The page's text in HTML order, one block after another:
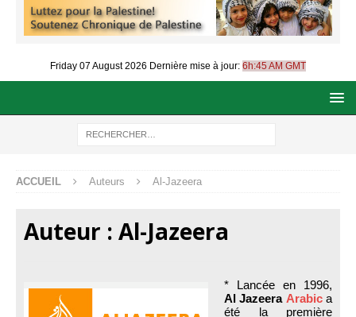
Friday 07 August 2026 Dernière mise à jour: 6h:45 AM GMT
ACCUEIL Auteurs Al-Jazeera
Auteur : Al-Jazeera
* Lancée en 1996,
Al Jazeera Arabica
été la première